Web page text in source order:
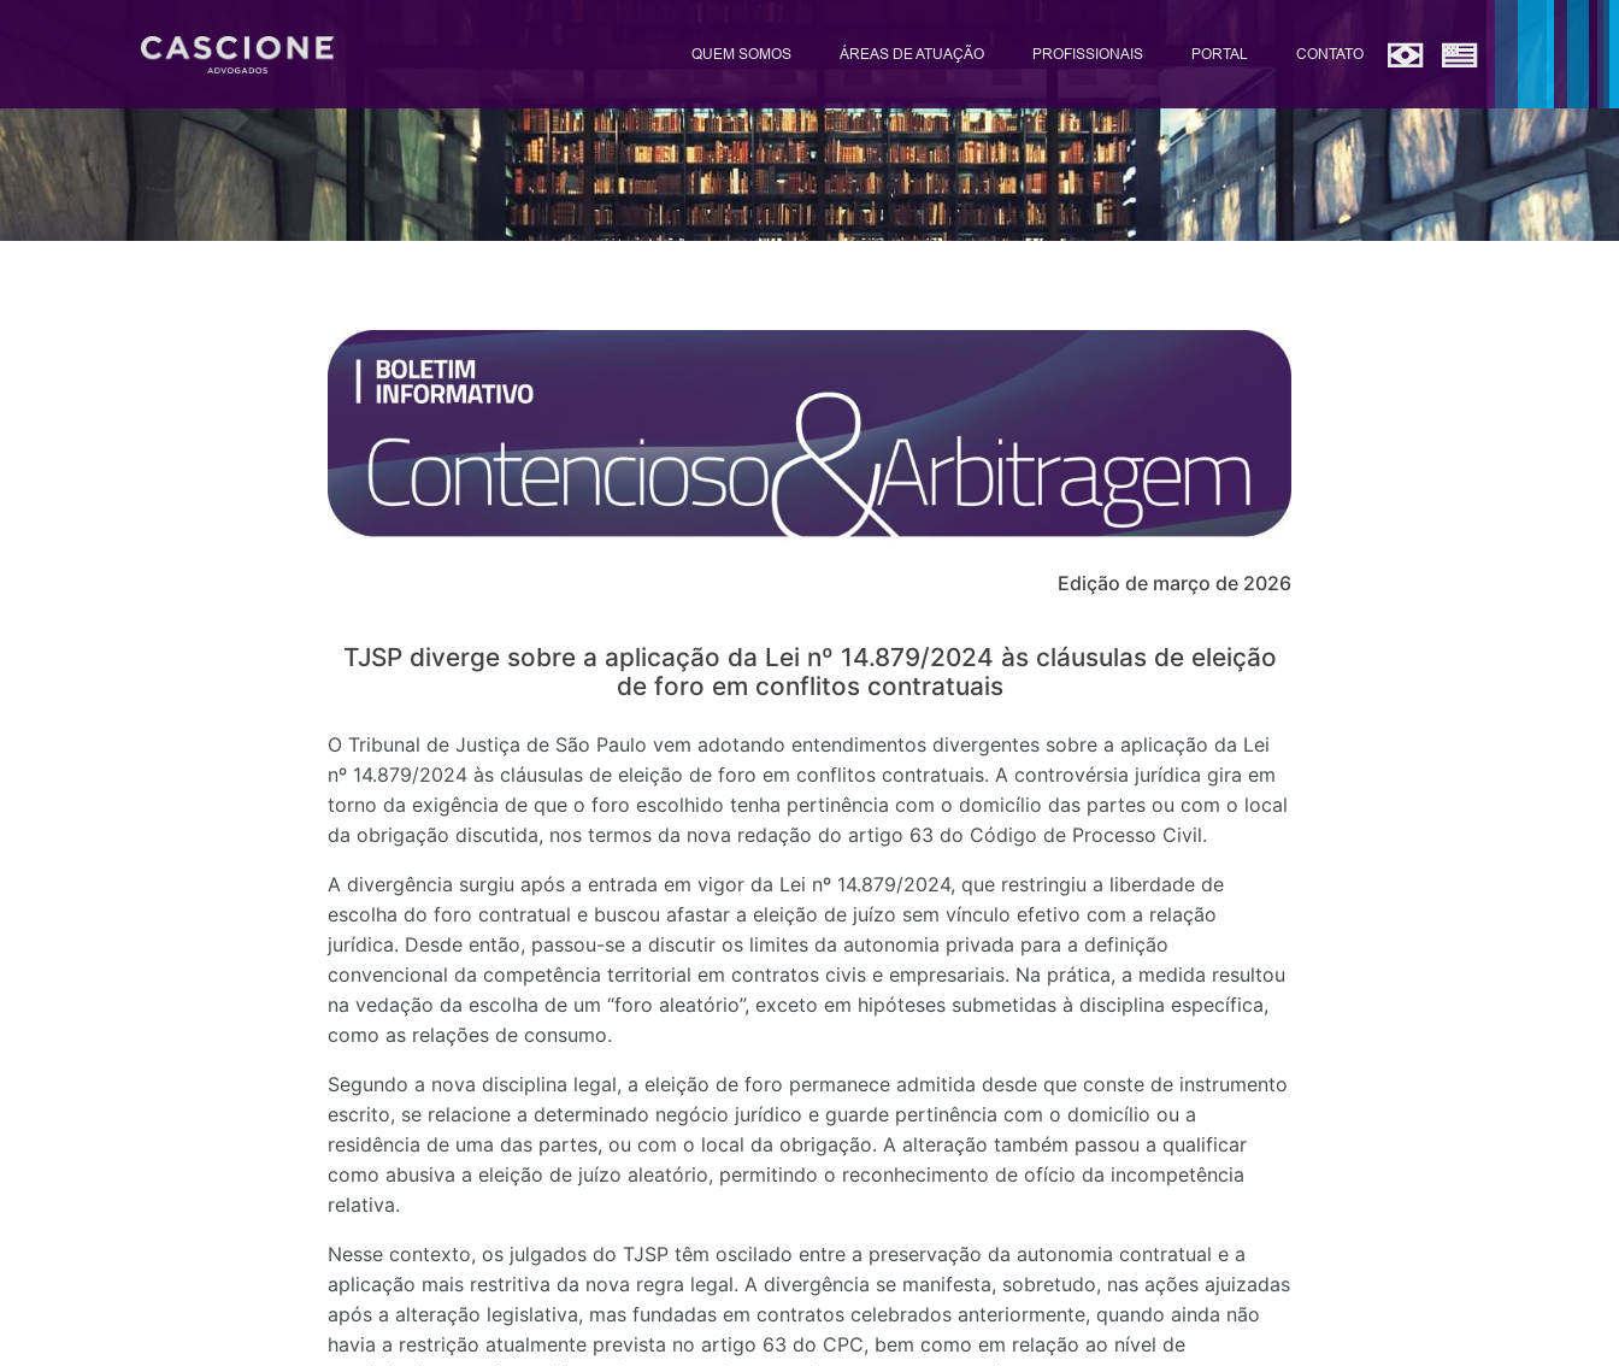
QUEM SOMOS ÁREAS DE ATUAÇÃO PROFISSIONAIS PORTAL CONTATO
Edição de março de 2026
TJSP diverge sobre a aplicação da Lei nº 14.879/2024 às cláusulas de eleição
de foro em conflitos contratuais
O Tribunal de Justiça de São Paulo vem adotando entendimentos divergentes sobre a aplicação da Lei
nº 14.879/2024 às cláusulas de eleição de foro em conflitos contratuais. A controvérsia jurídica gira em
torno da exigência de que o foro escolhido tenha pertinência com o domicílio das partes ou com o local
da obrigação discutida, nos termos da nova redação do artigo 63 do Código de Processo Civil.
A divergência surgiu após a entrada em vigor da Lei nº 14.879/2024, que restringiu a liberdade de
escolha do foro contratual e buscou afastar a eleição de juízo sem vínculo efetivo com a relação
jurídica. Desde então, passou-se a discutir os limites da autonomia privada para a definição
convencional da competência territorial em contratos civis e empresariais. Na prática, a medida resultou
na vedação da escolha de um “foro aleatório”, exceto em hipóteses submetidas à disciplina específica,
como as relações de consumo.
Segundo a nova disciplina legal, a eleição de foro permanece admitida desde que conste de instrumento
escrito, se relacione a determinado negócio jurídico e guarde pertinência com o domicílio ou a
residência de uma das partes, ou com o local da obrigação. A alteração também passou a qualificar
como abusiva a eleição de juízo aleatório, permitindo o reconhecimento de ofício da incompetência
relativa.
Nesse contexto, os julgados do TJSP têm oscilado entre a preservação da autonomia contratual e a
aplicação mais restritiva da nova regra legal. A divergência se manifesta, sobretudo, nas ações ajuizadas
após a alteração legislativa, mas fundadas em contratos celebrados anteriormente, quando ainda não
havia a restrição atualmente prevista no artigo 63 do CPC, bem como em relação ao nível de